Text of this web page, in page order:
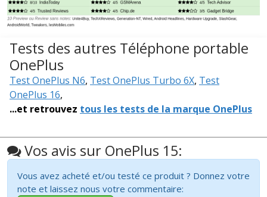
Tests des autres Téléphone portable
OnePlus
Test OnePlus N6, Test OnePlus Turbo 6X, Test
OnePlus 16,
...et retrouvez tous les tests de la marque OnePlus
Vos avis sur OnePlus 15:
Vous avez acheté et/ou testé ce produit ? Donnez votre
note et laissez nous votre commentaire: